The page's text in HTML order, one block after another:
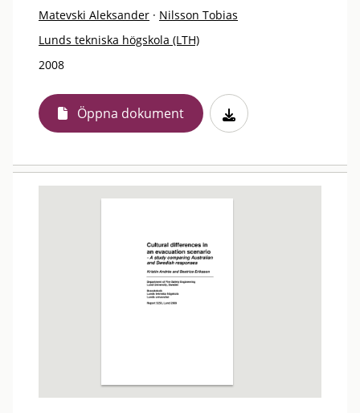
Matevski Aleksander · Nilsson Tobias
Lunds tekniska högskola (LTH)
2008
Öppna dokument